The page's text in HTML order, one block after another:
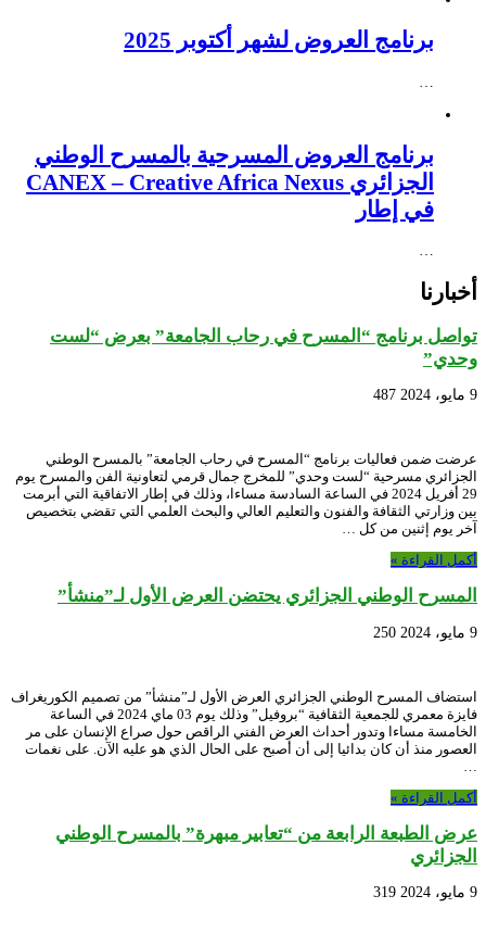
برنامج العروض لشهر أكتوبر 2025
برنامج العروض المسرحية بالمسرح الوطني
الجزائري CANEX – Creative Africa Nexus
في إطار
…
أخبارنا
تواصل برنامج “المسرح في رحاب الجامعة” بعرض “لست
وحدي”
9 مايو، 2024 487
عرضت ضمن فعاليات برنامج “المسرح في رحاب الجامعة” بالمسرح الوطني
الجزائري مسرحية “لست وحدي” للمخرج جمال قرمي لتعاونية الفن والمسرح يوم
29 أفريل 2024 في الساعة السادسة مساءا، وذلك في إطار الاتفاقية التي أبرمت
بين وزارتي الثقافة والفنون والتعليم العالي والبحث العلمي التي تقضي بتخصيص
آخر يوم إثنين من كل …
أكمل القراءة »
المسرح الوطني الجزائري يحتضن العرض الأول لـ”منشأ”
9 مايو، 2024 250
استضاف المسرح الوطني الجزائري العرض الأول لـ”منشأ” من تصميم الكوريغراف
فايزة معمري للجمعية الثقافية “بروفيل” وذلك يوم 03 ماي 2024 في الساعة
الخامسة مساءا وتدور أحداث العرض الفني الراقص حول صراع الإنسان على مر
العصور منذ أن كان بدائيا إلى أن أصبح على الحال الذي هو عليه الآن. على نغمات
أكمل القراءة »
عرض الطبعة الرابعة من “تعابير مبهرة” بالمسرح الوطني
الجزائري
9 مايو، 2024 319